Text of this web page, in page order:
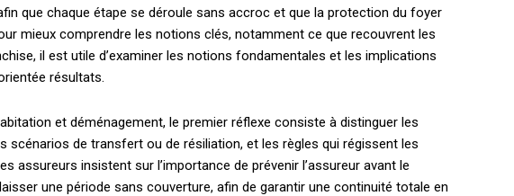
que chaque étape se déroule sans accroc et que la protection du foyer
mieux comprendre les notions clés, notamment ce que recouvrent les
il est utile d’examiner les notions fondamentales et les implications
résultats.
et déménagement, le premier réflexe consiste à distinguer les
scénarios de transfert ou de résiliation, et les règles qui régissent les
assureurs insistent sur l’importance de prévenir l’assureur avant le
une période sans couverture, afin de garantir une continuité totale en